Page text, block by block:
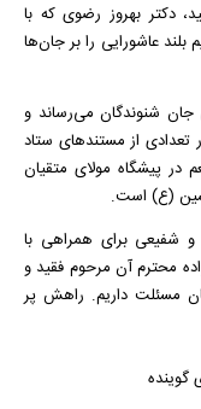
دکتر بهروز رضوی که با
عاشورایی را بر جان‌ها
جان شنوندگان می‌رساند و
تعدادی از مستند‌های ستاد
در پیشگاه مولای متقیان
(ع) است.
و شفیعی برای همراهی با
محترم آن مرحوم فقید و
مسئلت داریم. راهش پر
گوینده